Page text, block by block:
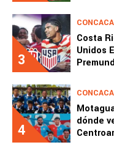
3
Costa
Unidos
4
dónde